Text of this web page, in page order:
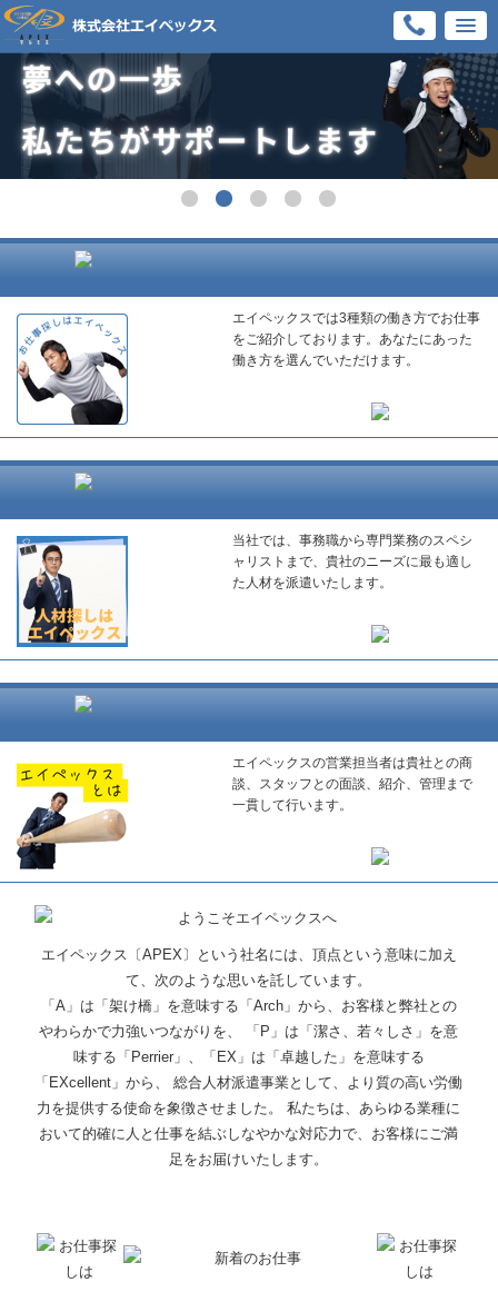
エイペックスでは3種類の働き方でお仕事
をご紹介しております。あなたにあった
働き方を選んでいただけます。
当社では、事務職から専門業務のスペシ
ャリストまで、貴社のニーズに最も適し
た人材を派遣いたします。
エイペックスの営業担当者は貴社との商
談、スタッフとの面談、紹介、管理まで
一貫して行います。
エイペックス〔APEX〕という社名には、頂点という意味に加え
て、次のような思いを託しています。
「A」は「架け橋」を意味する「Arch」から、お客様と弊社との
やわらかで力強いつながりを、 「P」は「潔さ、若々しさ」を意
味する「Perrier」、「EX」は「卓越した」を意味する
「EXcellent」から、 総合人材派遣事業として、より質の高い労働
力を提供する使命を象徴させました。 私たちは、あらゆる業種に
おいて的確に人と仕事を結ぶしなやかな対応力で、お客様にご満
足をお届けいたします。